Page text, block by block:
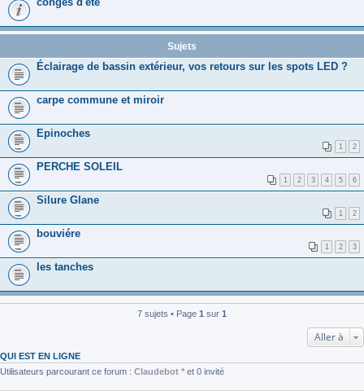
Sujets
Éclairage de bassin extérieur, vos retours sur les spots LED ?
carpe commune et miroir
Epinoches
1 2
PERCHE SOLEIL
1 2 3 4 5 6
Silure Glane
1 2
bouviére
1 2 3
les tanches
7 sujets • Page 1 sur 1
Aller à
QUI EST EN LIGNE
Utilisateurs parcourant ce forum : Claudebot * et 0 invité